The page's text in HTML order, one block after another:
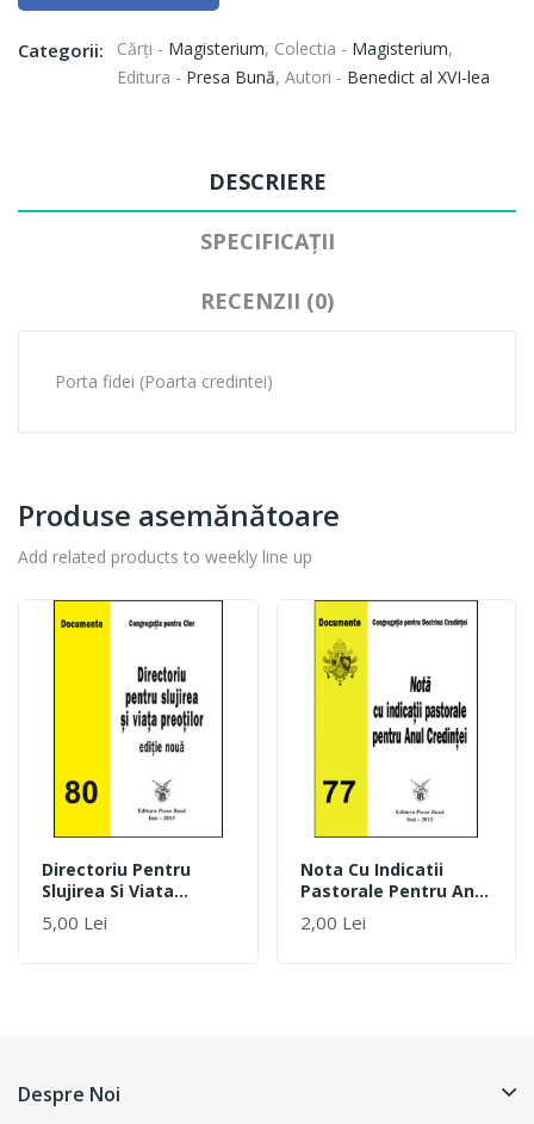
Categorii: Cărți - Magisterium, Colectia - Magisterium,
Editura - Presa Bună, Autori - Benedict al XVI-lea
DESCRIERE
SPECIFICAȚII
RECENZII (0)
Porta fidei (Poarta credintei)
Produse asemănătoare
Add related products to weekly line up
Directoriu Pentru
Slujirea Si Viata
Preotilor
5,00 Lei
Nota Cu Indicatii
Pastorale Pentru Anul
Credintei
2,00 Lei
Despre Noi